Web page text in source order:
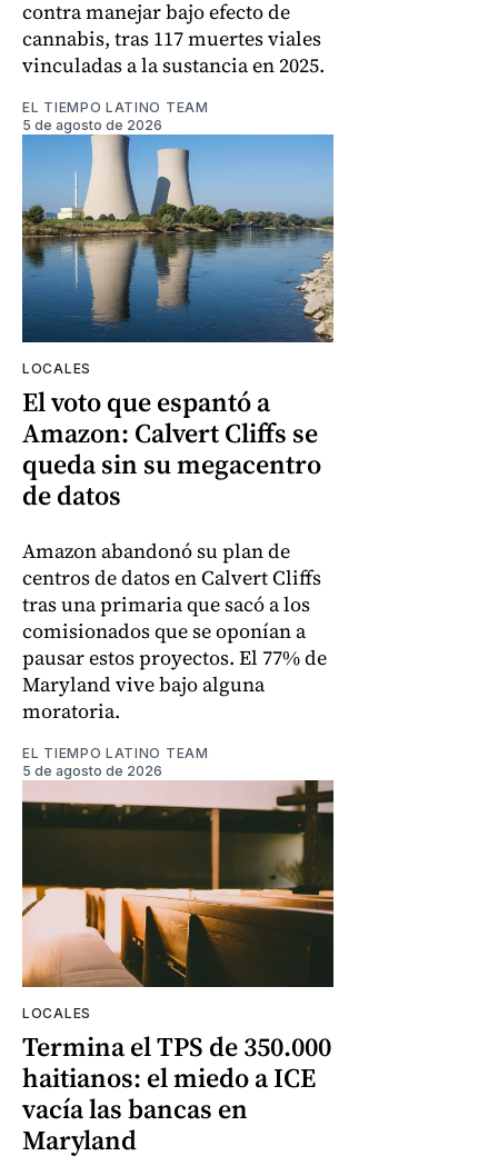
contra manejar bajo efecto de
cannabis, tras 117 muertes viales
vinculadas a la sustancia en 2025.
EL TIEMPO LATINO TEAM
5 de agosto de 2026
LOCALES
El voto que espantó a
Amazon: Calvert Cliffs se
queda sin su megacentro
de datos
Amazon abandonó su plan de
centros de datos en Calvert Cliffs
tras una primaria que sacó a los
comisionados que se oponían a
pausar estos proyectos. El 77% de
Maryland vive bajo alguna
moratoria.
EL TIEMPO LATINO TEAM
5 de agosto de 2026
LOCALES
Termina el TPS de 350.000
haitianos: el miedo a ICE
vacía las bancas en
Maryland